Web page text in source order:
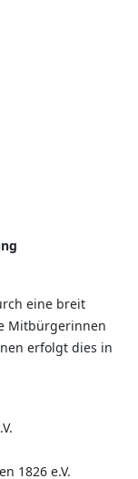
eine breit
Mitbürgerinnen
erfolgt dies in
1826 e.V.